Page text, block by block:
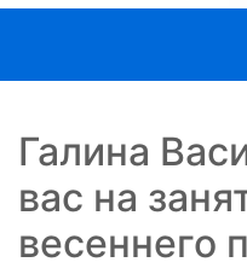
Галина
вас на
весеннего